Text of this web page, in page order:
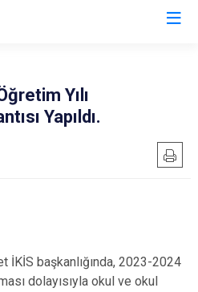
Yılı
Yapıldı.
başkanlığında, 2023-2024
dolayısıyla okul ve okul